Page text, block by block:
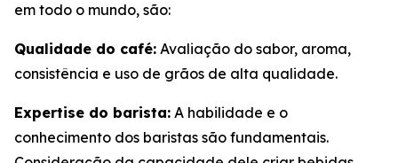
em todo o mundo, são:
Qualidade do café: Avaliação do sabor, aroma,
consistência e uso de grãos de alta qualidade.
Expertise do barista: A habilidade e o
conhecimento dos baristas são fundamentais.